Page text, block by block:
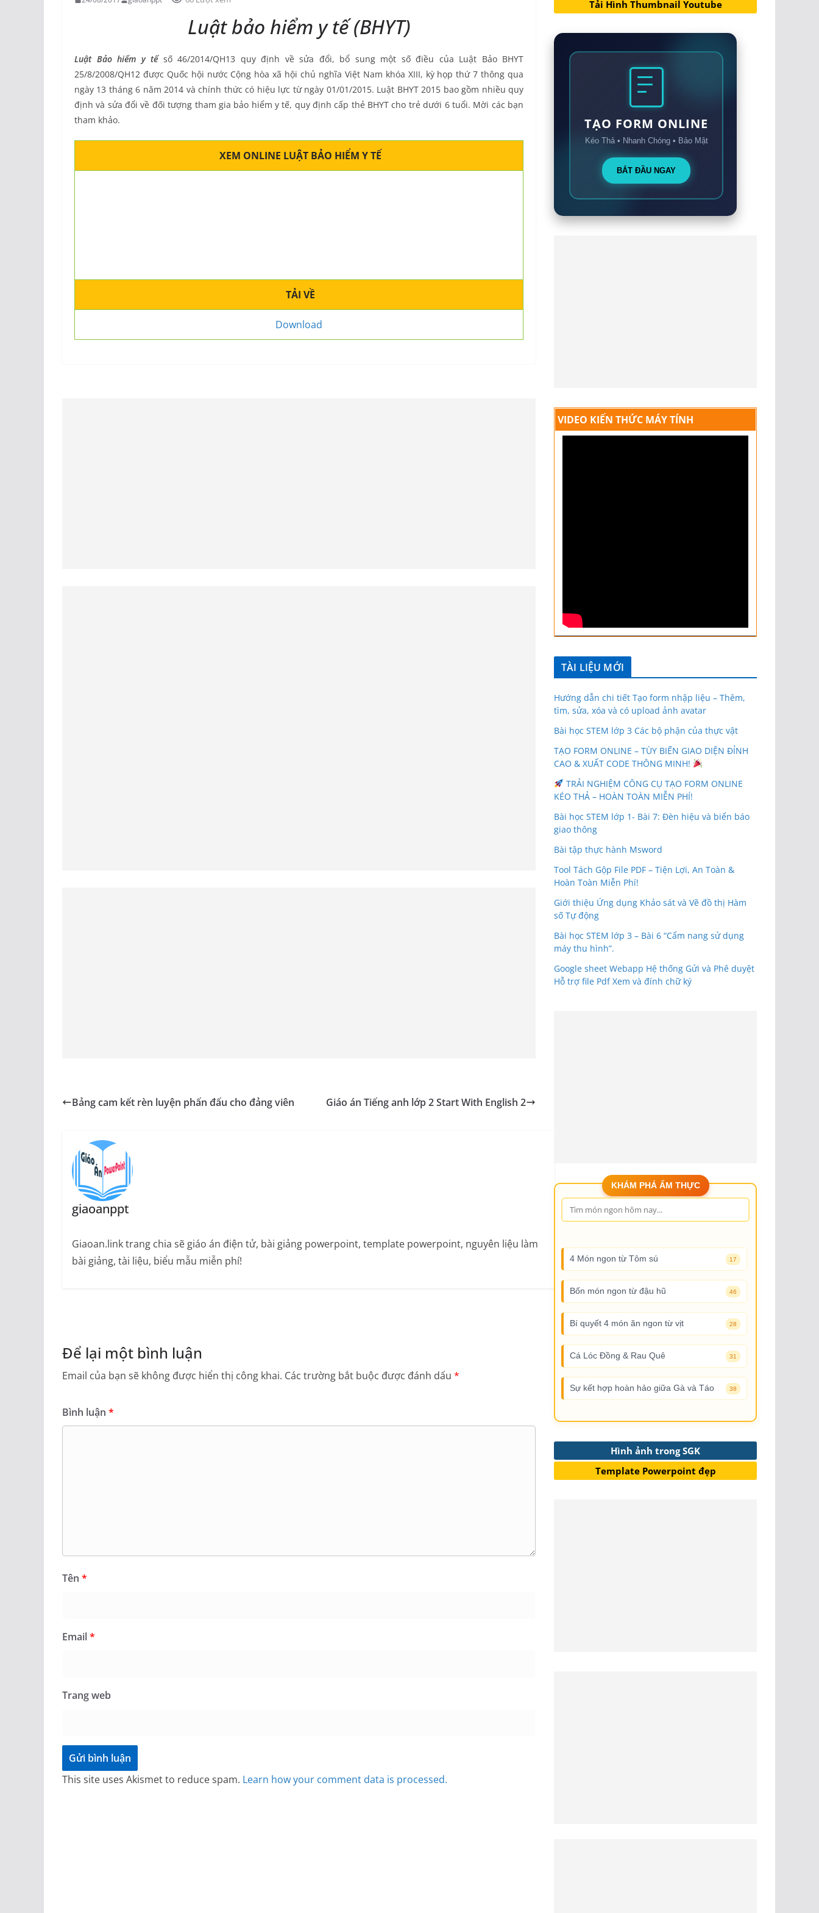
Luật bảo hiểm y tế (BHYT)
Luật Bảo hiểm y tếsố 46/2014/QH13 quy định về sửa đổi, bổ sung một số điều của Luật Bảo BHYT
25/8/2008/QH12 được Quốc hội nước Cộng hòa xã hội chủ nghĩa Việt Nam khóa XIII, kỳ họp thứ 7 thông qua
ngày 13 tháng 6 năm 2014 và chính thức có hiệu lực từ ngày 01/01/2015. Luật BHYT 2015 bao gồm nhiều quy
định và sửa đổi về đối tượng tham gia bảo hiểm y tế, quy định cấp thẻ BHYT cho trẻ dưới 6 tuổi. Mời các bạn
tham khảo.
XEM ONLINE LUẬT BẢO HIỂM Y TẾ
TẢI VỀ
Download
Bảng cam kết rèn luyện phấn đấu cho đảng viên Giáo án Tiếng anh lớp 2 Start With English 2
giaoanppt
Giaoan.link trang chia sẽ giáo án điện tử, bài giảng powerpoint, template powerpoint, nguyên liệu làm
bài giảng, tài liệu, biểu mẫu miễn phí!
Để lại một bình luận
Email của bạn sẽ không được hiển thị công khai. Các trường bắt buộc được đánh dấu *
Bình luận *
Tên *
Email*
Trang web
This site uses Akismet to reduce spam. Learn how your comment data is processed.
Tải Hình Thumbnail Youtube
TẠO FORM ONLINE
Kéo Thả • Nhanh Chóng • Bảo Mật
BẮT ĐẦU NGAY
VIDEO KIẾN THỨC MÁY TÍNH
TÀI LIỆU MỚI
Hướng dẫn chi tiết Tạo form nhập liệu – Thêm,
tìm, sửa, xóa và có upload ảnh avatar
Bài học STEM lớp 3 Các bộ phận của thực vật
TẠO FORM ONLINE – TÙY BIẾN GIAO DIỆN ĐỈNH
CAO & XUẤT CODE THÔNG MINH!
TRẢI NGHIỆM CÔNG CỤ TẠO FORM ONLINE
KÉO THẢ – HOÀN TOÀN MIỄN PHÍ!
Bài học STEM lớp 1- Bài 7: Đèn hiệu và biển báo
giao thông
Bài tập thực hành Msword
Tool Tách Gộp File PDF – Tiện Lợi, An Toàn &
Hoàn Toàn Miễn Phí!
Giới thiệu Ứng dụng Khảo sát và Vẽ đồ thị Hàm
số Tự động
Bài học STEM lớp 3 – Bài 6 “Cẩm nang sử dụng
máy thu hình”.
Google sheet Webapp Hệ thống Gửi và Phê duyệt
Hỗ trợ file Pdf Xem và đính chữ ký
KHÁM PHÁ ẨM THỰC
4 Món ngon từ Tôm sú 17
Bốn món ngon từ đậu hũ 46
Bí quyết 4 món ăn ngon từ vịt 28
Cá Lóc Đồng & Rau Quê 31
Sự kết hợp hoàn hảo giữa Gà và Táo 38
Hình ảnh trong SGK
Template Powerpoint đẹp